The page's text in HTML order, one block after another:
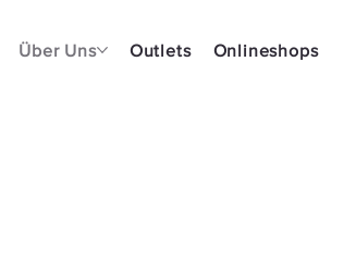
Über Uns Outlets Onlineshops